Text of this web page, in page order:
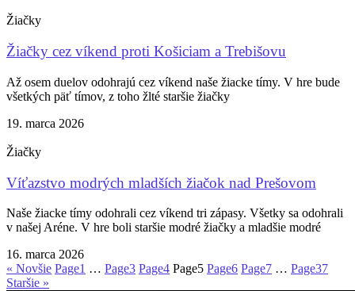
Žiačky
Žiačky cez víkend proti Košiciam a Trebišovu
Až osem duelov odohrajú cez víkend naše žiacke tímy. V hre bude
všetkých päť tímov, z toho žlté staršie žiačky
19. marca 2026
Žiačky
Víťazstvo modrých mladších žiačok nad Prešovom
Naše žiacke tímy odohrali cez víkend tri zápasy. Všetky sa odohrali
v našej Aréne. V hre boli staršie modré žiačky a mladšie modré
16. marca 2026
« Novšie Page1 … Page3 Page4 Page5 Page6 Page7 … Page37
Staršie »